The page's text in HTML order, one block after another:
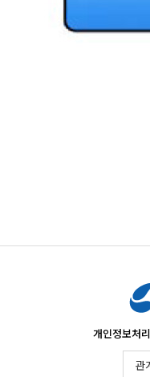
개인정보처